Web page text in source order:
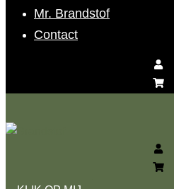
Mr. Brandstof
Contact
menu